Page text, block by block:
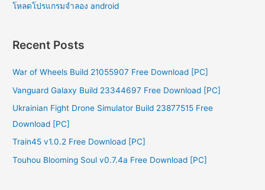
โหลดโปรแกรมจําลอง android
Recent Posts
War of Wheels Build 21055907 Free Download [PC]
Vanguard Galaxy Build 23344697 Free Download [PC]
Ukrainian Fight Drone Simulator Build 23877515 Free
Download [PC]
Train45 v1.0.2 Free Download [PC]
Touhou Blooming Soul v0.7.4a Free Download [PC]